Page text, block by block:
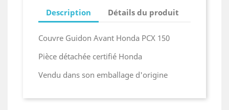
Description Détails du produit
Couvre Guidon Avant Honda PCX 150
Pièce détachée certifié Honda
Vendu dans son emballage d'origine